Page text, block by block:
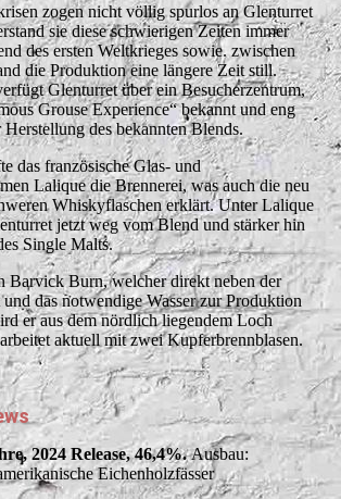
zogen nicht völlig spurlos an Glenturret
sie diese schwierigen Zeiten immer
des ersten Weltkrieges sowie. zwischen
die Produktion eine längere Zeit still.
Glenturret über ein Besucherzentrum,
Grouse Experience“ bekannt und eng
des bekannten Blends.
das französische Glas- und
Lalique die Brennerei, was auch die neu
Whiskyflaschen erklärt. Unter Lalique
jetzt weg vom Blend und stärker hin
Single Malts.
Barvick Burn, welcher direkt neben der
das notwendige Wasser zur Produktion
er aus dem nördlich liegendem Loch
aktuell mit zwei Kupferbrennblasen.
2024 Release, 46,4%.Ausbau:
Eichenholzfässer